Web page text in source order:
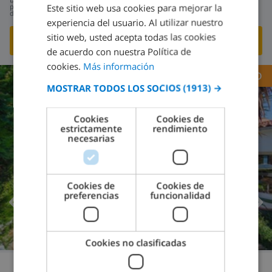
por
día 495,33 US$
¡VISITE ESTA VILLA!›
125 OPINIONES
RECOMENDADO
SPANISH
DUTCH
FRENCH
GERMAN
CATALAN
ITALIAN
DANISH
Este sitio web usa cookies para mejorar la
experiencia del usuario. Al utilizar nuestro
sitio web, usted acepta todas las cookies
de acuerdo con nuestra Política de
cookies. Más información
MOSTRAR TODOS LOS SOCIOS (1913) →
Cookies
estrictamente
necesarias
Cookies de
rendimiento
Cookies de
preferencias
Cookies de
funcionalidad
Cookies no clasificadas